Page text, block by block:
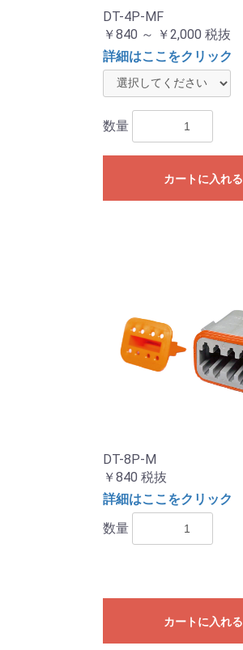
DT-4P-MF
￥840 ～ ￥2,000 税抜
詳細はここをクリック
数量
カートに入れる
DT-8P-M
￥840 税抜
詳細はここをクリック
数量
カートに入れる